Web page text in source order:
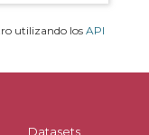
utilizando los API
Datasets